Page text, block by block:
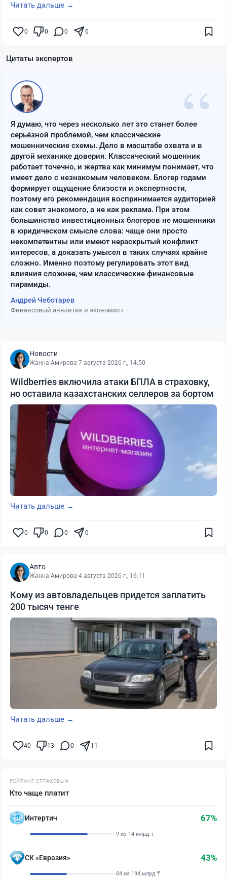
Читать дальше →
0 0 0 0
Цитаты экспертов
“
Я думаю, что через несколько лет это станет более
серьёзной проблемой, чем классические
мошеннические схемы. Дело в масштабе охвата и в
другой механике доверия. Классический мошенник
работает точечно, и жертва как минимум понимает, что
имеет дело с незнакомым человеком. Блогер годами
формирует ощущение близости и экспертности,
поэтому его рекомендация воспринимается аудиторией
как совет знакомого, а не как реклама. При этом
большинство инвестиционных блогеров не мошенники
в юридическом смысле слова: чаще они просто
некомпетентны или имеют нераскрытый конфликт
интересов, а доказать умысел в таких случаях крайне
сложно. Именно поэтому регулировать этот вид
влияния сложнее, чем классические финансовые
пирамиды.
Андрей Чеботарев
Финансовый аналитик и экономист
Новости
Жанна Амирова·7 августа 2026 г., 14:50
Wildberries включила атаки БПЛА в страховку,
но оставила казахстанских селлеров за бортом
Читать дальше →
0 0 0 0
Авто
Жанна Амирова·4 августа 2026 г., 16:11
Кому из автовладельцев придется заплатить
200 тысяч тенге
Читать дальше →
40 13 0 11
РЕЙТИНГ СТРАХОВЫХ
Кто чаще платит
Интертич 67%
9 из 14 млрд ₸
СК «Евразия» 43%
84 из 194 млрд ₸